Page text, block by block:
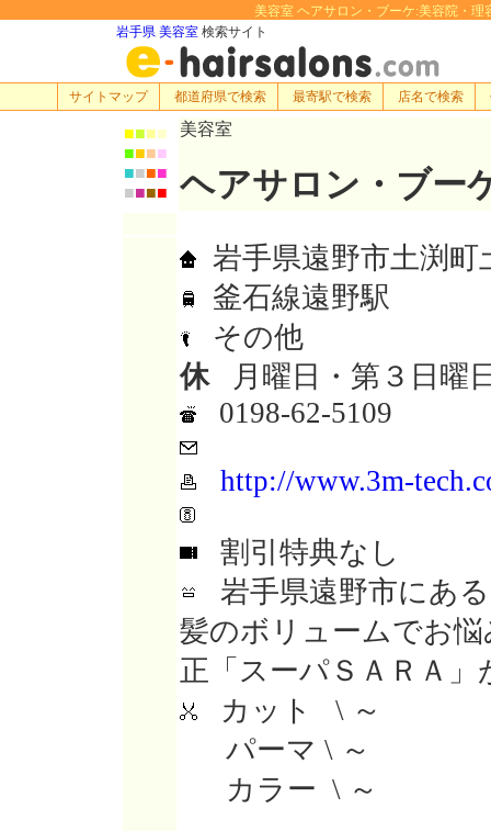
美容室 ヘアサロン・ブーケ:美容院・理
岩手県 美容室 検索サイト
サイトマップ 都道府県で検索 最寄駅で検索 店名で検索
■■■■
■■■■
■■■■
■■■■
美容室
ヘアサロン・ブー
岩手県遠野市土渕町
釜石線遠野駅
その他
休月曜日・第３日曜
0198-62-5109
http://www.3m-
割引特典なし
岩手県遠野市にあ
髪のボリュームでお
正「スーパＳＡＲＡ
カット \ ～
パーマ \ ～
カラー \ ～